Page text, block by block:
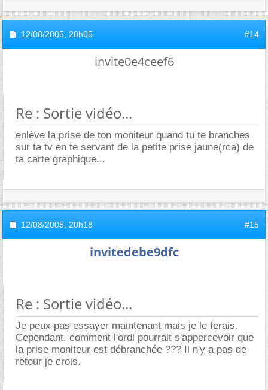
12/08/2005, 20h05 #14
invite0e4ceef6
Re : Sortie vidéo...
enlève la prise de ton moniteur quand tu te branches
sur ta tv en te servant de la petite prise jaune(rca) de
ta carte graphique...
12/08/2005, 20h18 #15
invitedebe9dfc
Re : Sortie vidéo...
Je peux pas essayer maintenant mais je le ferais.
Cependant, comment l'ordi pourrait s'appercevoir que
la prise moniteur est débranchée ??? Il n'y a pas de
retour je crois.